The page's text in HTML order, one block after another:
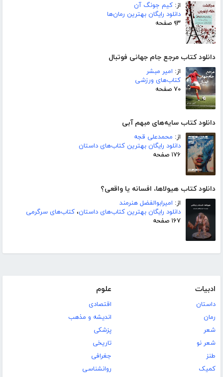
از: کیم جونگ آن
دانلود رایگان بهترین رمان‌ها
۹۳ صفحه
دانلود کتاب مرجع جام جهانی فوتبال
از: امیر مبشر
کتاب‌های ورزشی
۷۰ صفحه
دانلود کتاب سایه‌های مبهم آبی
از: محمدعلی قجه
دانلود رایگان بهترین کتاب‌های داستان
۱۷۶ صفحه
دانلود کتاب هیولاها، افسانه یا واقعی؟
از: امیرابوالفضل هنرمند
دانلود رایگان بهترین کتاب‌های داستان، کتاب‌های سرگرمی
۱۶۷ صفحه
ادبیات
داستان
رمان
شعر
شعر نو
طنز
کمیک
علوم
اقتصادی
اندیشه و مذهب
پزشکی
تاریخی
جغرافی
روانشناسی